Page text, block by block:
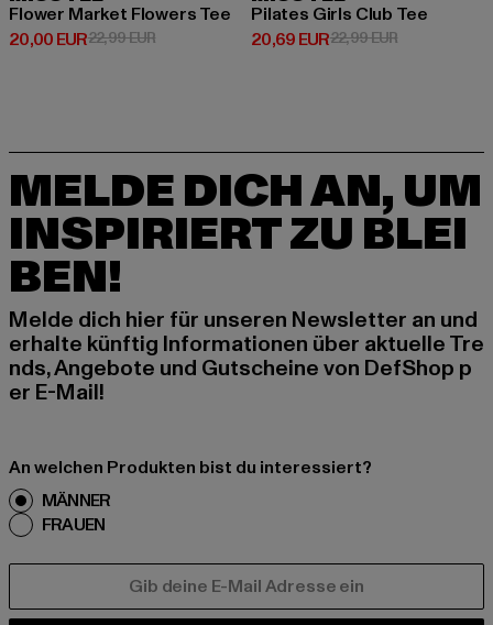
Flower Market Flowers Tee
20,00 EUR
Derzeitiger Preis: 20,00 EUR
22,99 EURAktionspreis: 22,99 EUR
Pilates Girls Club Tee
20,69 EUR
Derzeitiger Preis: 20,69 EUR
22,99 EURAktionspreis:
MELDE DICH AN, UM
INSPIRIERT ZU BLEI
BEN!
Melde dich hier für unseren Newsletter an und
erhalte künftig Informationen über aktuelle Tre
nds, Angebote und Gutscheine von DefShop p
er E-Mail!
An welchen Produkten bist du interessiert?
MÄNNER
FRAUEN